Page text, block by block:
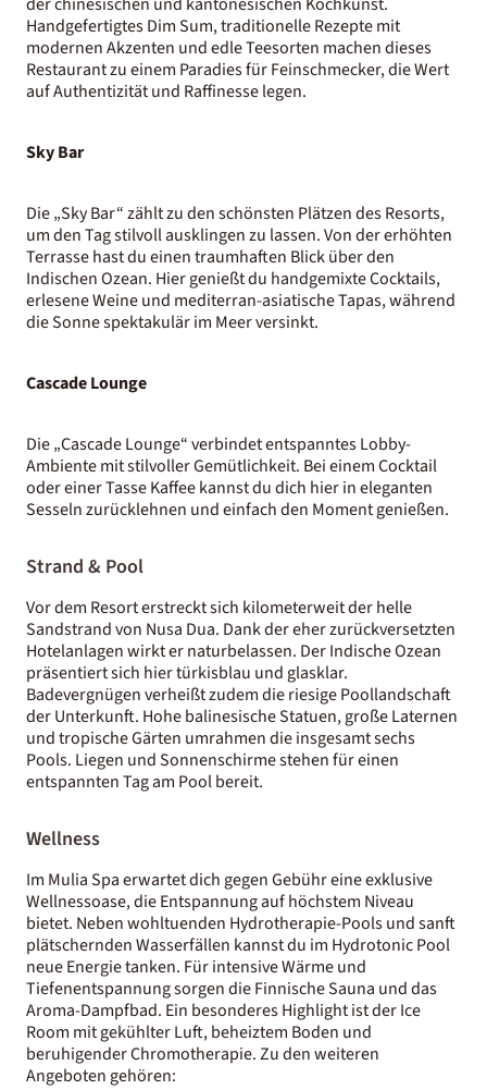
Handgefertigtes Dim Sum, traditionelle Rezepte mit
modernen Akzenten und edle Teesorten machen dieses
Restaurant zu einem Paradies für Feinschmecker, die Wert
auf Authentizität und Raffinesse legen.
Sky Bar
Die „Sky Bar“ zählt zu den schönsten Plätzen des Resorts,
um den Tag stilvoll ausklingen zu lassen. Von der erhöhten
Terrasse hast du einen traumhaften Blick über den
Indischen Ozean. Hier genießt du handgemixte Cocktails,
erlesene Weine und mediterran-asiatische Tapas, während
die Sonne spektakulär im Meer versinkt.
Cascade Lounge
Die „Cascade Lounge“ verbindet entspanntes Lobby-
Ambiente mit stilvoller Gemütlichkeit. Bei einem Cocktail
oder einer Tasse Kaffee kannst du dich hier in eleganten
Sesseln zurücklehnen und einfach den Moment genießen.
Strand & Pool
Vor dem Resort erstreckt sich kilometerweit der helle
Sandstrand von Nusa Dua. Dank der eher zurückversetzten
Hotelanlagen wirkt er naturbelassen. Der Indische Ozean
präsentiert sich hier türkisblau und glasklar.
Badevergnügen verheißt zudem die riesige Poollandschaft
der Unterkunft. Hohe balinesische Statuen, große Laternen
und tropische Gärten umrahmen die insgesamt sechs
Pools. Liegen und Sonnenschirme stehen für einen
entspannten Tag am Pool bereit.
Wellness
Im Mulia Spa erwartet dich gegen Gebühr eine exklusive
Wellnessoase, die Entspannung auf höchstem Niveau
bietet. Neben wohltuenden Hydrotherapie-Pools und sanft
plätschernden Wasserfällen kannst du im Hydrotonic Pool
neue Energie tanken. Für intensive Wärme und
Tiefenentspannung sorgen die Finnische Sauna und das
Aroma-Dampfbad. Ein besonderes Highlight ist der Ice
Room mit gekühlter Luft, beheiztem Boden und
beruhigender Chromotherapie. Zu den weiteren
Angeboten gehören: